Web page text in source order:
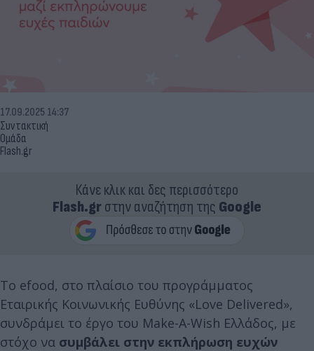
Συντακτική
Ομάδα
Flash.gr
17.09.2025 14:37
Κάνε κλικ και δες περισσότερο
Flash.grστην αναζήτηση της Google
Το efood, στο πλαίσιο του προγράμματος
Εταιρικής Κοινωνικής Ευθύνης «Love Delivered»,
συνδράμει το έργο του Make-A-Wish Ελλάδος, με
στόχο να συμβάλει στην εκπλήρωση ευχών